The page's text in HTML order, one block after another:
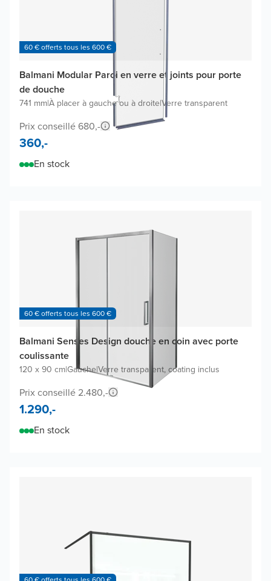
60 € offerts tous les 600 €
Balmani Modular Paroi en verre et joints pour porte
de douche
741 mm|À placer à gauche ou à droite|Verre transparent
Prix conseillé 680,-
360,-
En stock
60 € offerts tous les 600 €
Balmani Senses Design douche en coin avec porte
coulissante
120 x 90 cm|Gauche|Verre transparent, coating inclus
Prix conseillé 2.480,-
1.290,-
En stock